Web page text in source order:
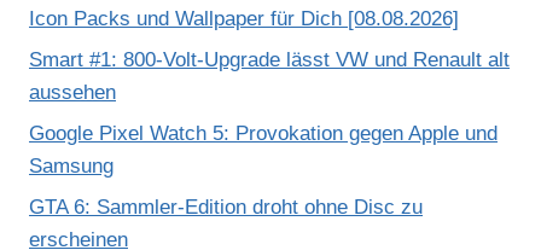
Icon Packs und Wallpaper für Dich [08.08.2026]
Smart #1: 800-Volt-Upgrade lässt VW und Renault alt
aussehen
Google Pixel Watch 5: Provokation gegen Apple und
Samsung
GTA 6: Sammler-Edition droht ohne Disc zu
erscheinen